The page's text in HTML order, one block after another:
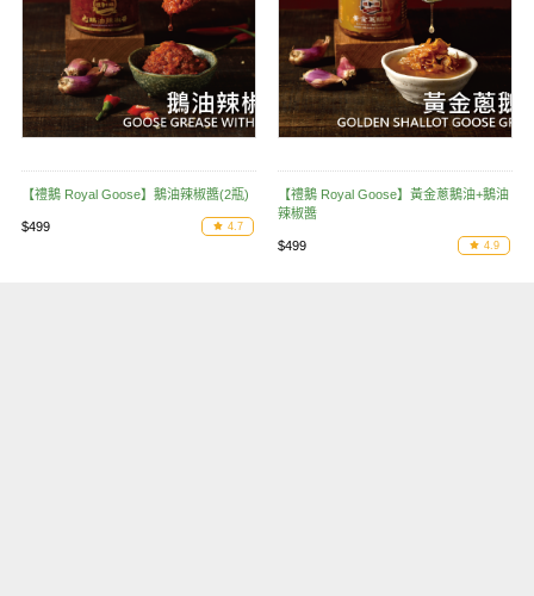
【禮鵝 Royal Goose】鵝油辣椒醬(2瓶)
$499 4.7
【禮鵝 Royal Goose】黃金蔥鵝油+鵝油
辣椒醬
$499 4.9